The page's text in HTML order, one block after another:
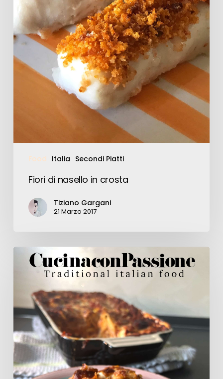
Food Italia Secondi Piatti
Fiori di nasello in crosta
Tiziano Gargani
21 Marzo 2017
Lasagna